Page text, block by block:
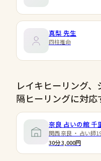
真梨 先生
四柱推命
レイキヒーリング
隔ヒーリングに対
奈良 占いの館
関西 奈良 ・ 占い師
30分 3,000円